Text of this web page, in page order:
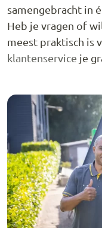
samengebracht in
Heb je vragen of
meest praktisch is
klantenservice je